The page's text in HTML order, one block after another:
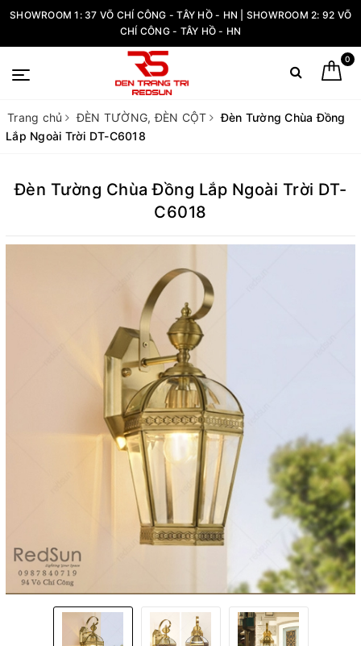
SHOWROOM 1: 37 VÕ CHÍ CÔNG - TÂY HỒ - HN | SHOWROOM 2: 92 VÕ
CHÍ CÔNG - TÂY HỒ - HN
0
Trang chủ ĐÈN TƯỜNG, ĐÈN CỘT
Đèn Tường Chùa Đồng
Lắp Ngoài Trời DT-C6018
Đèn Tường Chùa Đồng Lắp Ngoài Trời DT-
C6018